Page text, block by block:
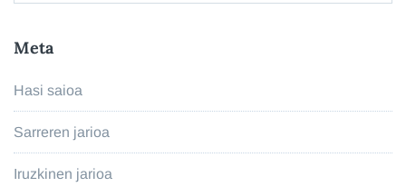
Meta
Hasi saioa
Sarreren jarioa
Iruzkinen jarioa